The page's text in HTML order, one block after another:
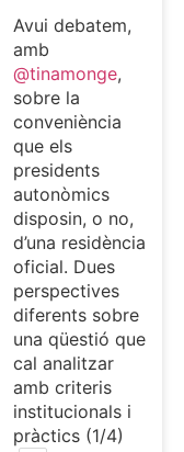
Avui debatem,
amb
@tinamonge,
sobre la
conveniència
que els
presidents
autonòmics
disposin, o no,
d’una residència
oficial. Dues
perspectives
diferents sobre
una qüestió que
cal analitzar
amb criteris
institucionals i
pràctics (1/4)